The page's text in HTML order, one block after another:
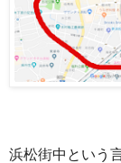
浜松街中という